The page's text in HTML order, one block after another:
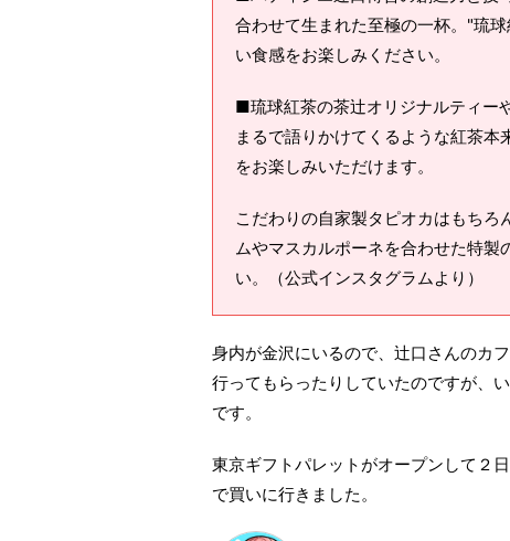
合わせて生まれた至極の一杯。"琉
い食感をお楽しみください。
■琉球紅茶の茶辻オリジナルティー
まるで語りかけてくるような紅茶
をお楽しみいただけます。
こだわりの自家製タピオカはもち
ムやマスカルポーネを合わせた特製
い。（公式インスタグラムより）
身内が金沢にいるので、辻口さんのカ
行ってもらったりしていたのですが、
です。
東京ギフトパレットがオープンして２
で買いに行きました。